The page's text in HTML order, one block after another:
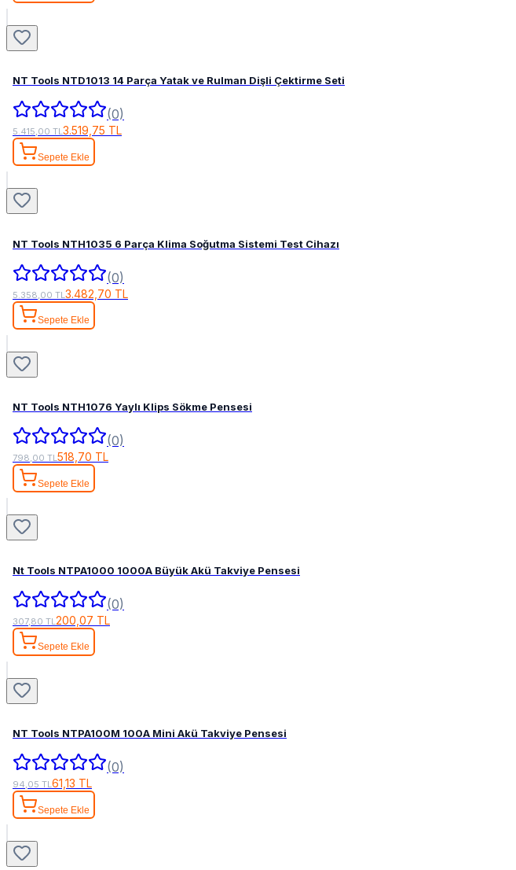
NT Tools NTD1013 14 Parça Yatak ve Rulman Dişli Çektirme Seti
(0)
5.415,00 TL3.519,75 TL
Sepete Ekle
NT Tools NTH1035 6 Parça Klima Soğutma Sistemi Test Cihazı
(0)
5.358,00 TL 3.482,70 TL
Sepete Ekle
NT Tools NTH1076 Yaylı Klips Sökme Pensesi
(0)
798,00 TL518,70 TL
Sepete Ekle
Nt Tools NTPA1000 1000A Büyük Akü Takviye Pensesi
(0)
307,80 TL200,07 TL
Sepete Ekle
NT Tools NTPA100M 100A Mini Akü Takviye Pensesi
(0)
94,05 TL61,13 TL
Sepete Ekle